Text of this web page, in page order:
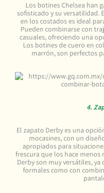
Los botines Chelsea han
sofisticado y su versatilidad.
en los costados es ideal
Pueden combinarse con
casuales, ofreciendo una
Los botines de cuero en
marrón, son perfectos
4.
El zapato Derby es una
mocasines, con un
apropiados para
frescura que los hace menos
Derby son muy versátiles,
formales como con